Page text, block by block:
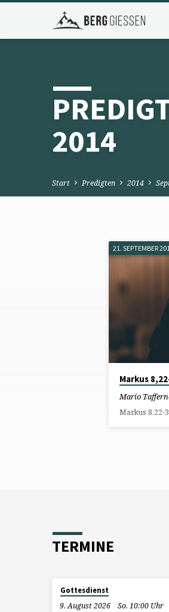
2014
Start Predigten 2014
FROM
2014
21. SEPTEMBER
Markus
Mario
Markus 8,22-
TERMINE
Gottesdienst
9. August 2026
So. 10:00 Uhr